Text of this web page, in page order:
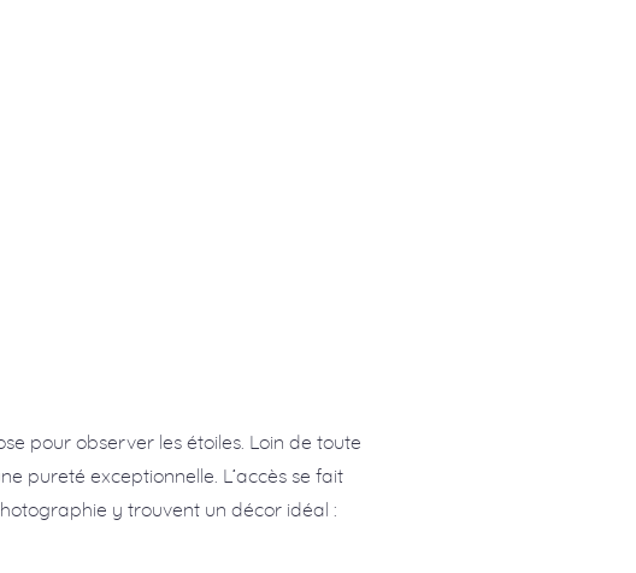
pour observer les étoiles. Loin de toute
pureté exceptionnelle. L’accès se fait
y trouvent un décor idéal :